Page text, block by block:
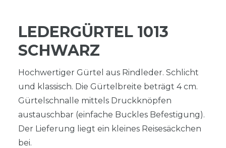
LEDERGÜRTEL 1013
SCHWARZ
Hochwertiger Gürtel aus Rindleder. Schlicht
und klassisch. Die Gürtelbreite beträgt 4 cm.
Gürtelschnalle mittels Druckknöpfen
austauschbar (einfache Buckles Befestigung).
Der Lieferung liegt ein kleines Reisesäckchen
bei.